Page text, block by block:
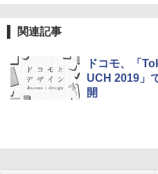
関連記事
ドコモ、「
UCH 2019」
開